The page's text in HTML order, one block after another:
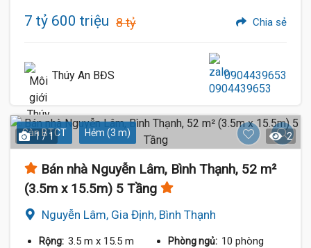
7 tỷ 600 triệu 8 tỷ Chia sẻ
Thúy An BĐS 0904439653
Sàn BTCT Hẻm (3 m)
1 / 1 2
Bán nhà Nguyễn Lâm, Bình Thạnh, 52 m²
(3.5m x 15.5m) 5 Tầng
Nguyễn Lâm, Gia Định, Bình Thạnh
Rộng: 3.5 m x 15.5 m Phòng ngủ: 10 phòng